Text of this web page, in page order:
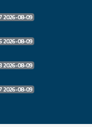
2026-08-09 07:27:07
2026-08-09 07:26:55
2026-08-09 07:26:43
2026-08-09 07:26:17